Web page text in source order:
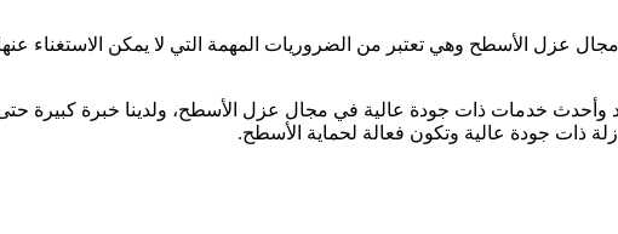
عزل الأسطح وهي تعتبر من الضروريات المهمة التي لا يمكن الاستغناء
خدمات ذات جودة عالية في مجال عزل الأسطح، ولدينا خبرة كبيرة حتى
ذات جودة عالية وتكون فعالة لحماية الأسطح.